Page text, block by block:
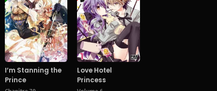
I’m Stanning the
Prince
Love Hotel
Princess